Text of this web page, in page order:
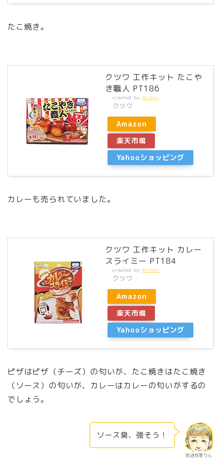
たこ焼き。
クツワ 工作キット たこや
き職人 PT186
created by Rinker
クツワ
Amazon
楽天市場
Yahooショッピング
カレーも売られていました。
クツワ 工作キット カレー
スライミー PT184
created by Rinker
クツワ
Amazon
楽天市場
Yahooショッピング
ピザはピザ（チーズ）の匂いが、たこ焼きはたこ焼き
（ソース）の匂いが、カレーはカレーの匂いがするの
でしょう。
放送作家りん
ソース臭、強そう！